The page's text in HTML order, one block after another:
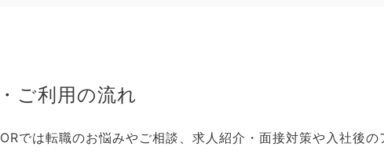
ご利用の流れ
では転職のお悩みやご相談、求人紹介・面接対策や入社後